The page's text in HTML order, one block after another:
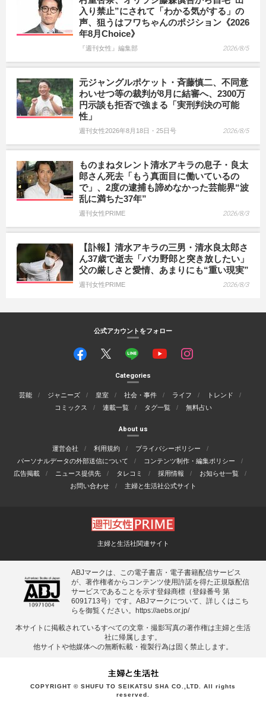
入り禁止”にされて「わかる気がする」の
声、狙うはフワちゃんのポジション《2026
年8月Choice》
『週刊女性』編集部 2026/8/5
元ジャングルポケット・斉藤慎二、不同意
わいせつ等の裁判が8月に結審へ、2300万
円示談も拒否で強まる「実刑判決の可能
性」
週刊女性2026年8月18日・25日号 2026/8/5
ものまねタレント清水アキラの息子・良太
郎さん死去「もう真面目に働いているの
で」、2度の逮捕も諦めなかった芸能界“波
乱に満ちた37年”
週刊女性PRIME 2026/8/3
【訃報】清水アキラの三男・清水良太郎さ
ん37歳で逝去「バカ野郎と突き放したい」
父の厳しさと愛情、あまりにも“重い現実”
週刊女性PRIME 2026/8/3
公式アカウントをフォロー
Categories
芸能 ジャニーズ 皇室 社会・事件 ライフ
トレンド
コミックス
連載一覧 タグ一覧 無料占い
About us
運営会社 利用規約
プライバシーポリシー
パーソナルデータの外部送信について
コンテンツ制作・編集ポリシー
広告掲載
ニュース提供先 タレコミ 採用情報
お知らせ一覧
お問い合わせ
主婦と生活社公式サイト
主婦と生活社関連サイト
ABJマークは、この電子書店・電子書籍配信サービス
が、著作権者からコンテンツ使用許諾を得た正規版配信
サービスであることを示す登録商標（登録番号 第
6091713号）です。ABJマークについて、詳しくはこち
らを御覧ください。
https://aebs.or.jp/
本サイトに掲載されているすべての⽂章・撮影写真の著作権は主婦と⽣活
社に帰属します。
他サイトや他媒体への無断転載・複製⾏為は固く禁⽌します。
COPYRIGHT © SHUFU TO SEIKATSU SHA CO.,LTD. All rights
reserved.